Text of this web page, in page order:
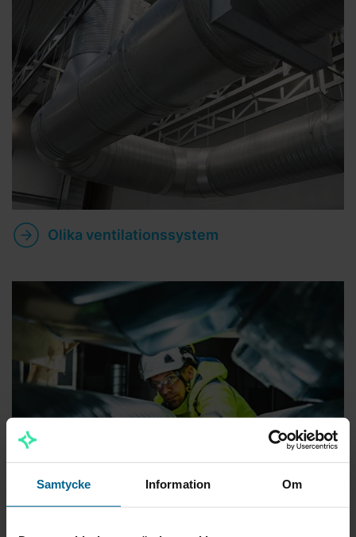
Samtycke Information Om
Olika ventilationssystem